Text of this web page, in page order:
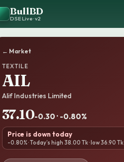
BullBD
DSE Live · v2
← Market
TEXTILE
AIL
Alif Industries Limited
37.10-0.30 · -0.80%
Price is down today
-0.80% · Today’s high 38.00 Tk · low 36.90 Tk